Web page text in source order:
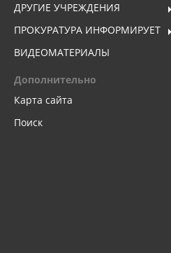
ДРУГИЕ УЧРЕЖДЕНИЯ
ПРОКУРАТУРА ИНФОРМИРУЕТ
ВИДЕОМАТЕРИАЛЫ
Дополнительно
Карта сайта
Поиск
Главная
Управление архитектуры...
Информация управления
Постановление админист...
Постановление
муниципального
район от 16 февраля
подготовке проекта
ограниченной
Ленинцев, Кирова,